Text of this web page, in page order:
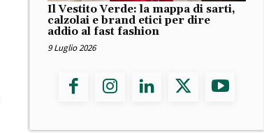
Il Vestito Verde: la mappa di sarti,
calzolai e brand etici per dire
addio al fast fashion
9 Luglio 2026